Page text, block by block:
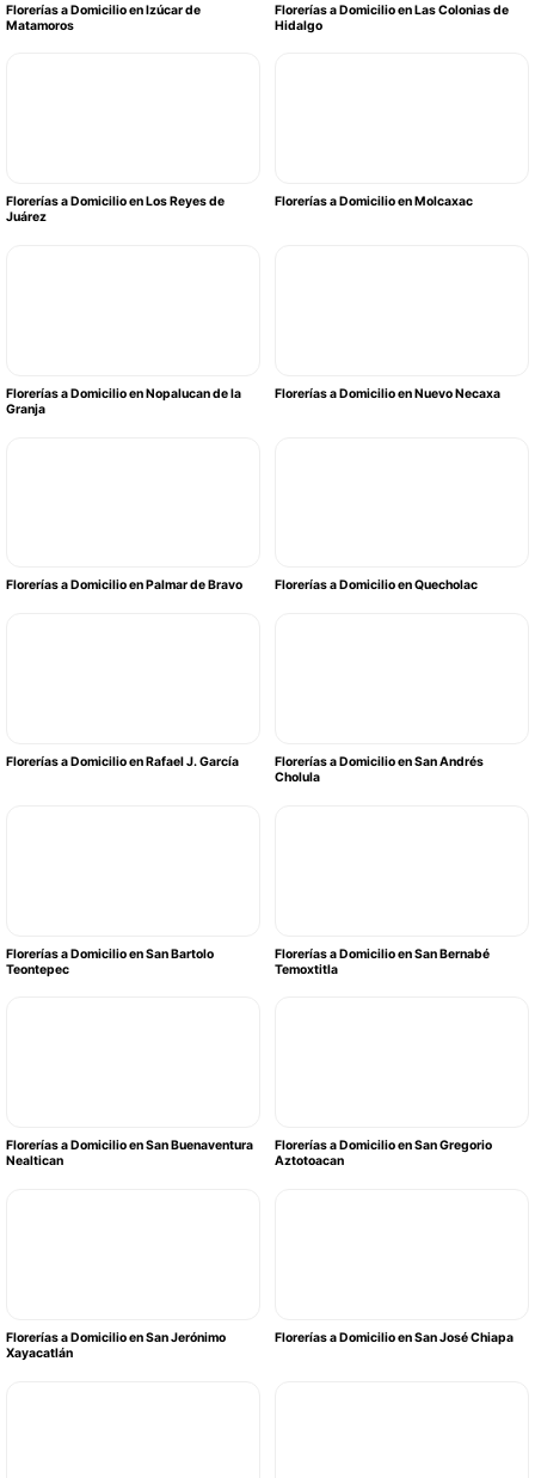
Florerías a Domicilio en Izúcar de
Matamoros
Florerías a Domicilio en Las Colonias de
Hidalgo
Florerías a Domicilio en Los Reyes de
Juárez
Florerías a Domicilio en Molcaxac
Florerías a Domicilio en Nopalucan de la
Granja
Florerías a Domicilio en Nuevo Necaxa
Florerías a Domicilio en Palmar de Bravo Florerías a Domicilio en Quecholac
Florerías a Domicilio en Rafael J. García
Florerías a Domicilio en San Andrés
Cholula
Florerías a Domicilio en San Bartolo
Teontepec
Florerías a Domicilio en San Bernabé
Temoxtitla
Florerías a Domicilio en San Buenaventura
Nealtican
Florerías a Domicilio en San Gregorio
Aztotoacan
Florerías a Domicilio en San Jerónimo
Xayacatlán
Florerías a Domicilio en San José Chiapa